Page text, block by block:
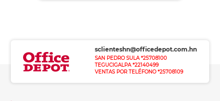
sclienteshn@officedepot.com.hn
SAN PEDRO SULA *25708100
TEGUCIGALPA *22140499
VENTAS POR TELÉFONO *25708109